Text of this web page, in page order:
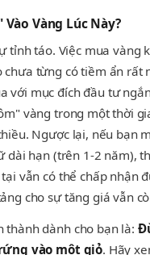
Vàng Lúc Này?
tỉnh táo. Việc mua vàng
chưa từng có tiềm ẩn rất
với mục đích đầu tư
vàng trong một thời
Ngược lại, nếu bạn
dài hạn (trên 1-2 năm),
vẫn có thể chấp nhận
cho sự tăng giá vẫn
thành dành cho bạn là:
vào một giỏ. Hãy